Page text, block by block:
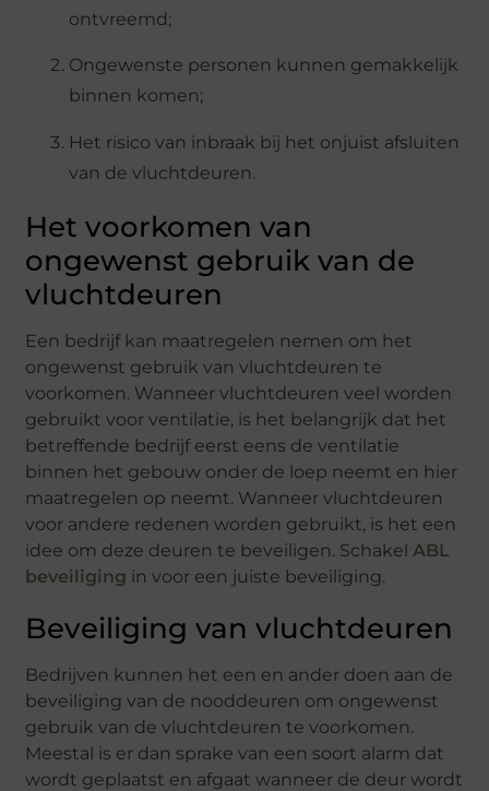
ontvreemd;
Ongewenste personen kunnen gemakkelijk
binnen komen;
Het risico van inbraak bij het onjuist afsluiten
van de vluchtdeuren.
Het voorkomen van
ongewenst gebruik van de
vluchtdeuren
Een bedrijf kan maatregelen nemen om het
ongewenst gebruik van vluchtdeuren te
voorkomen. Wanneer vluchtdeuren veel worden
gebruikt voor ventilatie, is het belangrijk dat het
betreffende bedrijf eerst eens de ventilatie
binnen het gebouw onder de loep neemt en hier
maatregelen op neemt. Wanneer vluchtdeuren
voor andere redenen worden gebruikt, is het een
idee om deze deuren te beveiligen. Schakel ABL
beveiliging in voor een juiste beveiliging.
Beveiliging van vluchtdeuren
Bedrijven kunnen het een en ander doen aan de
beveiliging van de nooddeuren om ongewenst
gebruik van de vluchtdeuren te voorkomen.
Meestal is er dan sprake van een soort alarm dat
wordt geplaatst en afgaat wanneer de deur wordt